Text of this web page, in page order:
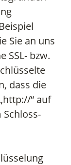
Sie an uns
SSL- bzw.
dass die
“ auf